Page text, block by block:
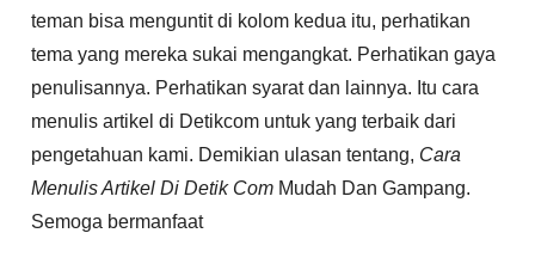
teman bisa menguntit di kolom kedua itu, perhatikan
tema yang mereka sukai mengangkat. Perhatikan gaya
penulisannya. Perhatikan syarat dan lainnya. Itu cara
menulis artikel di Detikcom untuk yang terbaik dari
pengetahuan kami. Demikian ulasan tentang, Cara
Menulis Artikel Di Detik Com Mudah Dan Gampang.
Semoga bermanfaat